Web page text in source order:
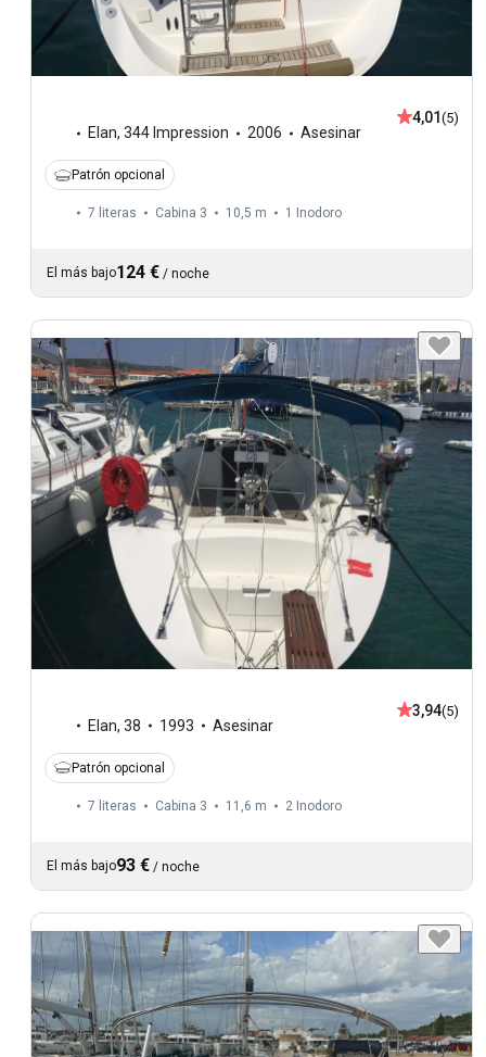
Elan, 344 Impression 2006 Asesinar
4,01 (5)
Patrón opcional
7 literas Cabina 3 10,5 m 1 Inodoro
El más bajo124 € / noche
Elan, 38 1993 Asesinar
3,94(5)
Patrón opcional
7 literas Cabina 3 11,6 m 2 Inodoro
El más bajo93 € / noche